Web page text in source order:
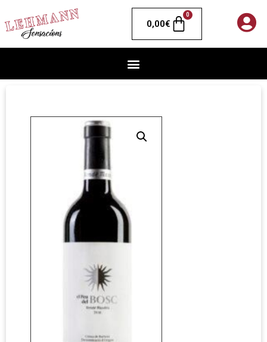
0,00€
0